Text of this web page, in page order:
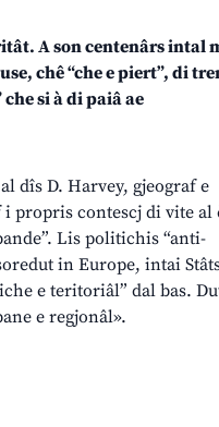
A son centenârs intal
chê “che e piert”, di
si à di paiâ ae
dîs D. Harvey, gjeograf e
propris contescj di vite al
Lis politichis “anti-
in Europe, intai
e teritoriâl” dal bas.
e regjonâl».